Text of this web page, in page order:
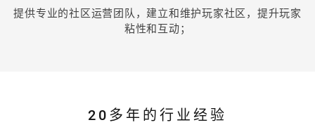
提供专业的社区运营团队，建立和维护玩家社区，提升玩家
粘性和互动；
20多年的行业经验